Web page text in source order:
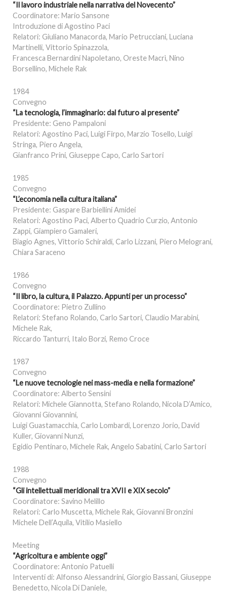
“Il lavoro industriale nella narrativa del Novecento”
Coordinatore: Mario Sansone
Introduzione di Agostino Paci
Relatori: Giuliano Manacorda, Mario Petrucciani, Luciana
Martinelli, Vittorio Spinazzola,
Francesca Bernardini Napoletano, Oreste Macrì, Nino
Borsellino, Michele Rak
1984
Convegno
“La tecnologia, l’immaginario: dal futuro al presente”
Presidente: Geno Pampaloni
Relatori: Agostino Paci, Luigi Firpo, Marzio Tosello, Luigi
Stringa, Piero Angela,
Gianfranco Prini, Giuseppe Capo, Carlo Sartori
1985
Convegno
“L’economia nella cultura italiana”
Presidente: Gaspare Barbiellini Amidei
Relatori: Agostino Paci, Alberto Quadrio Curzio, Antonio
Zappi, Giampiero Gamaleri,
Biagio Agnes, Vittorio Schiraldi, Carlo Lizzani, Piero Melograni,
Chiara Saraceno
1986
Convegno
“Il libro, la cultura, il Palazzo. Appunti per un processo”
Coordinatore: Pietro Zullino
Relatori: Stefano Rolando, Carlo Sartori, Claudio Marabini,
Michele Rak,
Riccardo Tanturri, Italo Borzi, Remo Croce
1987
Convegno
“Le nuove tecnologie nei mass-media e nella formazione”
Coordinatore: Alberto Sensini
Relatori: Michele Giannotta, Stefano Rolando, Nicola D’Amico,
Giovanni Giovannini,
Luigi Guastamacchia, Carlo Lombardi, Lorenzo Jorio, David
Kuller, Giovanni Nunzi,
Egidio Pentinaro, Michele Rak, Angelo Sabatini, Carlo Sartori
1988
Convegno
“Gli intellettuali meridionali tra XVII e XIX secolo”
Coordinatore: Savino Melillo
Relatori: Carlo Muscetta, Michele Rak, Giovanni Bronzini
Michele Dell’Aquila, Vitilio Masiello
Meeting
“Agricoltura e ambiente oggi”
Coordinatore: Antonio Patuelli
Interventi di: Alfonso Alessandrini, Giorgio Bassani, Giuseppe
Benedetto, Nicola Di Daniele,